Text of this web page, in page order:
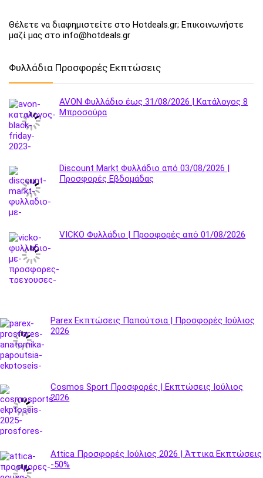
Θέλετε να διαφημιστείτε στο Hotdeals.gr; Επικοινωνήστε
μαζί μας στο info@hotdeals.gr
Φυλλάδια Προσφορές Εκπτώσεις
AVON Φυλλάδιο έως 31/08/2026 | Κατάλογος 8
Μπροσούρα
Discount Markt Φυλλάδιο από 03/08/2026 |
Προσφορές Εβδομάδας
VICKO Φυλλάδιο | Προσφορές από 01/08/2026
Parex Εκπτώσεις Παπούτσια | Προσφορές Ιούλιος
2026
Cosmos Sport Προσφορές | Εκπτώσεις Ιούλιος
2026
Attica Προσφορές Ιούλιος 2026 | Άττικα Εκπτώσεις
-50%